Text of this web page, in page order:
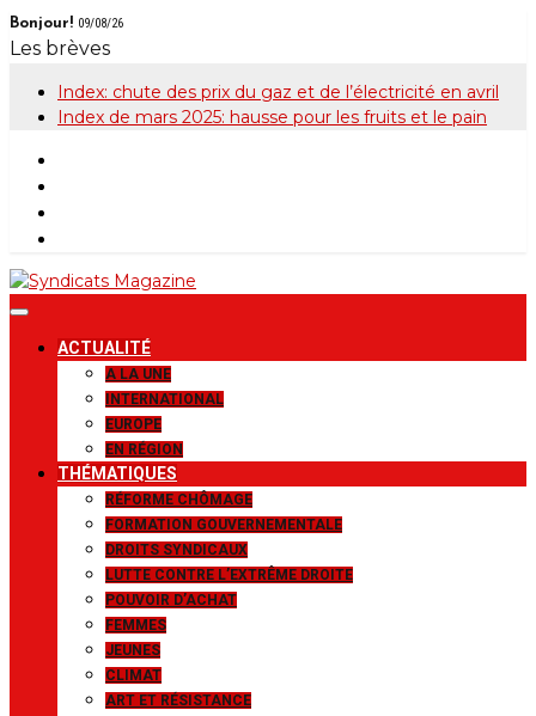
Skip
to
Bonjour! 09/08/26
Les brèves
Index: chute des prix du gaz et de l’électricité en avril
Index de mars 2025: hausse pour les fruits et le pain
Syndicats
Magazine
Le magazine de la FGTB
ACTUALITÉ
A LA UNE
INTERNATIONAL
EUROPE
EN RÉGION
THÉMATIQUES
RÉFORME CHÔMAGE
FORMATION GOUVERNEMENTALE
DROITS SYNDICAUX
LUTTE CONTRE L’EXTRÊME DROITE
POUVOIR D’ACHAT
FEMMES
JEUNES
CLIMAT
ART ET RÉSISTANCE